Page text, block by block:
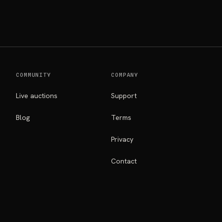
COMMUNITY
Live auctions
Blog
COMPANY
Support
Terms
Privacy
Contact